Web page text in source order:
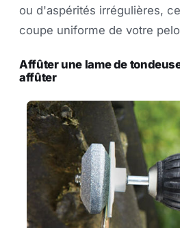
ou d'aspérités irrégulières,
coupe uniforme de votre
Affûter une lame de
affûter